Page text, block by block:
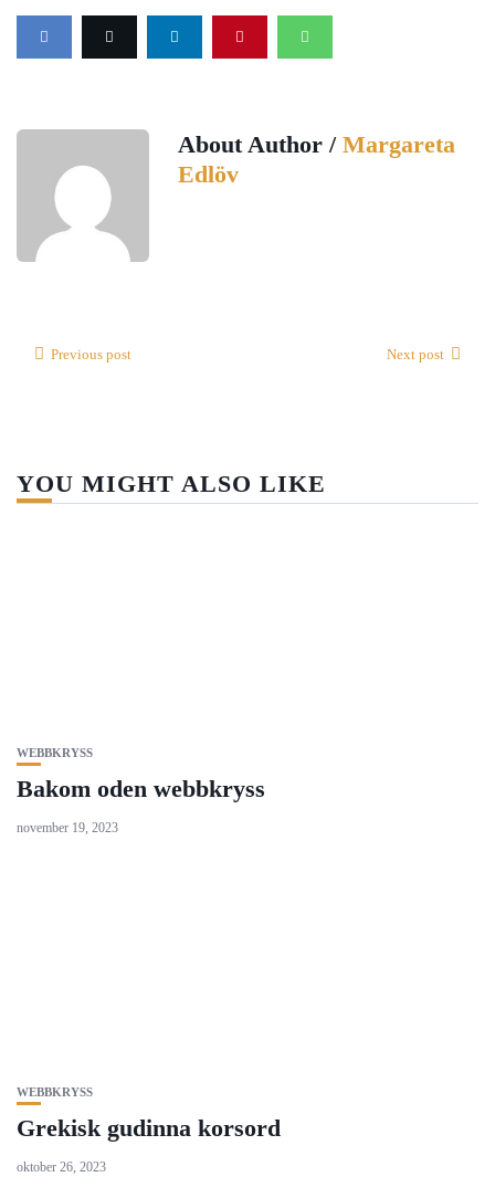
About Author / Margareta
Edlöv
Previous post Next post
YOU MIGHT ALSO LIKE
WEBBKRYSS
Bakom oden webbkryss
november 19, 2023
WEBBKRYSS
Grekisk gudinna korsord
oktober 26, 2023